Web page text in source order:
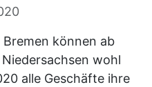
können ab
wohl
alle Geschäfte ihre